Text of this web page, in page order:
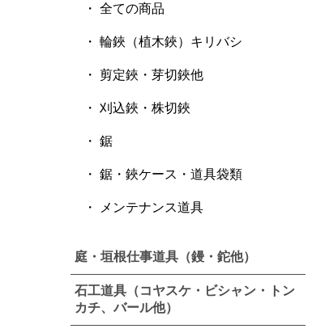
全ての商品
輪鋏（植木鋏）キリバシ
剪定鋏・芽切鋏他
刈込鋏・株切鋏
鋸
鋸・鋏ケース・道具袋類
メンテナンス道具
庭・垣根仕事道具（鏝・鉈他）
石工道具（コヤスケ・ビシャン・トン
カチ、バール他）